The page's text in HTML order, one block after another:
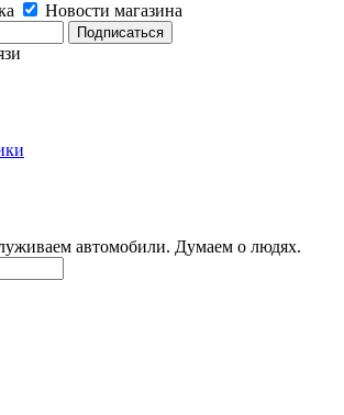
Новости магазина
автомобили. Думаем о людях.